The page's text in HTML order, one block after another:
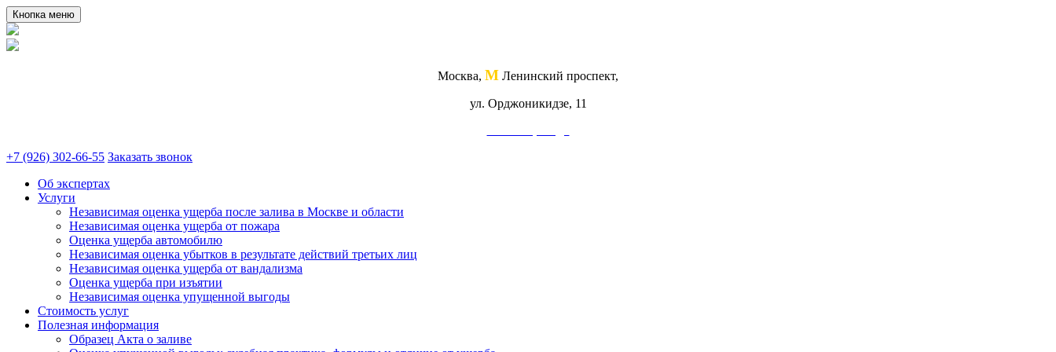
Кнопка меню
Москва, М Ленинский проспект,
ул. Орджоникидзе, 11
+7 (926) 302-66-55 Заказать звонок
Об экспертах
Услуги
Независимая оценка ущерба после залива в Москве и области
Независимая оценка ущерба от пожара
Оценка ущерба автомобилю
Независимая оценка убытков в результате действий третьих лиц
Независимая оценка ущерба от вандализма
Оценка ущерба при изъятии
Независимая оценка упущенной выгоды
Стоимость услуг
Полезная информация
Образец Акта о заливе